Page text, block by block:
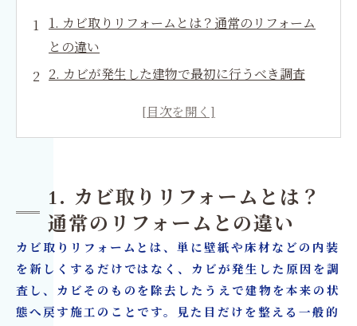
1. カビ取りリフォームとは？通常のリフォーム
との違い
2. カビが発生した建物で最初に行うべき調査
6. カビ取りリフォームを依頼する業者の選び方
7. カビ取りリフォームでよくある施工事例と対
応方法
8. 名古屋でカビ除去業者を探している方へ
9. カビ取りリフォームでよくある質問（FAQ）
1. カビ取りリフォームとは？
通常のリフォームとの違い
カビ取りリフォームとは、単に壁紙や床材などの内装
を新しくするだけではなく、カビが発生した原因を調
査し、カビそのものを除去したうえで建物を本来の状
態へ戻す施工のことです。見た目だけを整える一般的